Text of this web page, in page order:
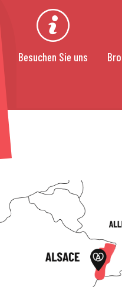
Besuchen Sie uns